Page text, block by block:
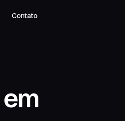
Contato
em